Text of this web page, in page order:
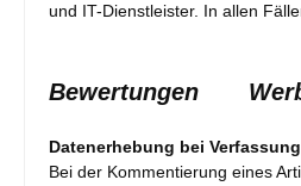
und IT-Dienstleister. In allen
Bewertungen
Datenerhebung bei
Bei der Kommentierung eines